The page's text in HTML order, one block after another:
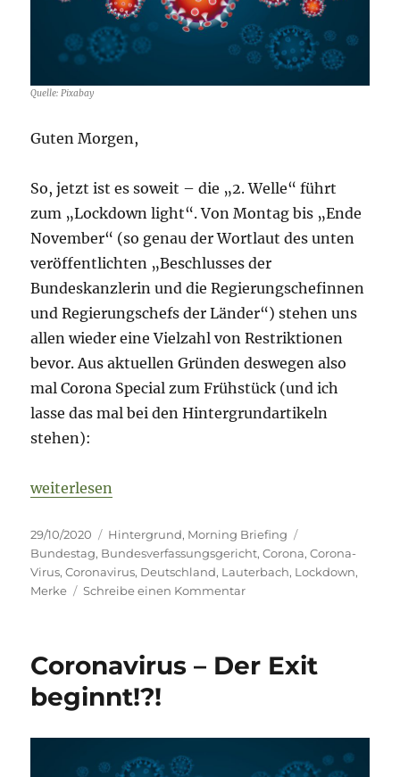
Quelle: Pixabay
Guten Morgen,
So, jetzt ist es soweit – die „2. Welle“ führt
zum „Lockdown light“. Von Montag bis „Ende
November“ (so genau der Wortlaut des unten
veröffentlichten „Beschlusses der
Bundeskanzlerin und die Regierungschefinnen
und Regierungschefs der Länder“) stehen uns
allen wieder eine Vielzahl von Restriktionen
bevor. Aus aktuellen Gründen deswegen also
mal Corona Special zum Frühstück (und ich
lasse das mal bei den Hintergrundartikeln
stehen):
„Morning Briefing 29. Oktober 2020 – Lockdown“
weiterlesen
Veröffentlicht
am
29/10/2020 Kategorien
Hintergrund, Morning Briefing
Bundestag, Bundesverfassungsgericht,Corona,Corona-
Virus,Coronavirus, Deutschland, Lauterbach, Lockdown,
Merke
Schreibe einen Kommentarzu
Oktober
Coronavirus – Der Exit
beginnt!?!